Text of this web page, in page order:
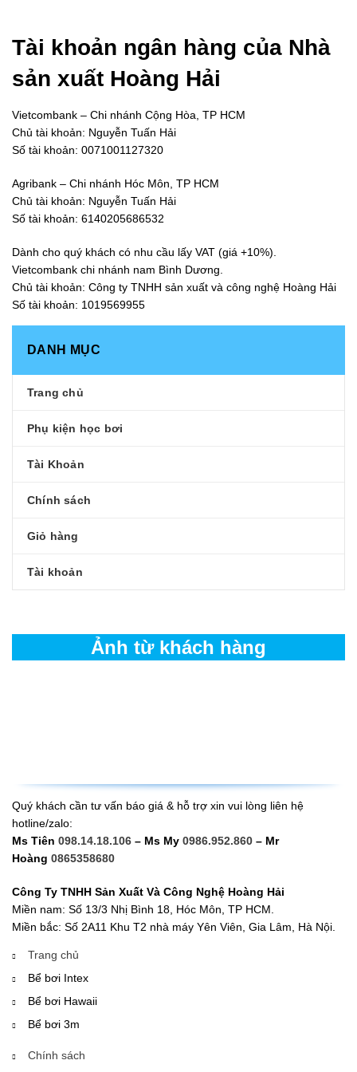
Tài khoản ngân hàng của Nhà
sản xuất Hoàng Hải
Vietcombank – Chi nhánh Cộng Hòa, TP HCM
Chủ tài khoản: Nguyễn Tuấn Hải
Số tài khoản: 0071001127320
Agribank – Chi nhánh Hóc Môn, TP HCM
Chủ tài khoản: Nguyễn Tuấn Hải
Số tài khoản: 6140205686532
Dành cho quý khách có nhu cầu lấy VAT (giá +10%).
Vietcombank chi nhánh nam Bình Dương.
Chủ tài khoản: Công ty TNHH sản xuất và công nghệ Hoàng Hải
Số tài khoản: 1019569955
DANH MỤC
Trang chủ
Phụ kiện học bơi
Tài Khoản
Chính sách
Giỏ hàng
Tài khoản
Ảnh từ khách hàng
Quý khách cần tư vấn báo giá & hỗ trợ xin vui lòng liên hệ
hotline/zalo:
Ms Tiên 098.14.18.106 – Ms My 0986.952.860 – Mr
Hoàng 0865358680
Công Ty TNHH Sản Xuất Và Công Nghệ Hoàng Hải
Miền nam: Số 13/3 Nhị Bình 18, Hóc Môn, TP HCM.
Miền bắc: Số 2A11 Khu T2 nhà máy Yên Viên, Gia Lâm, Hà Nội.
Trang chủ
Bể bơi Intex
Bể bơi Hawaii
Bể bơi 3m
Chính sách